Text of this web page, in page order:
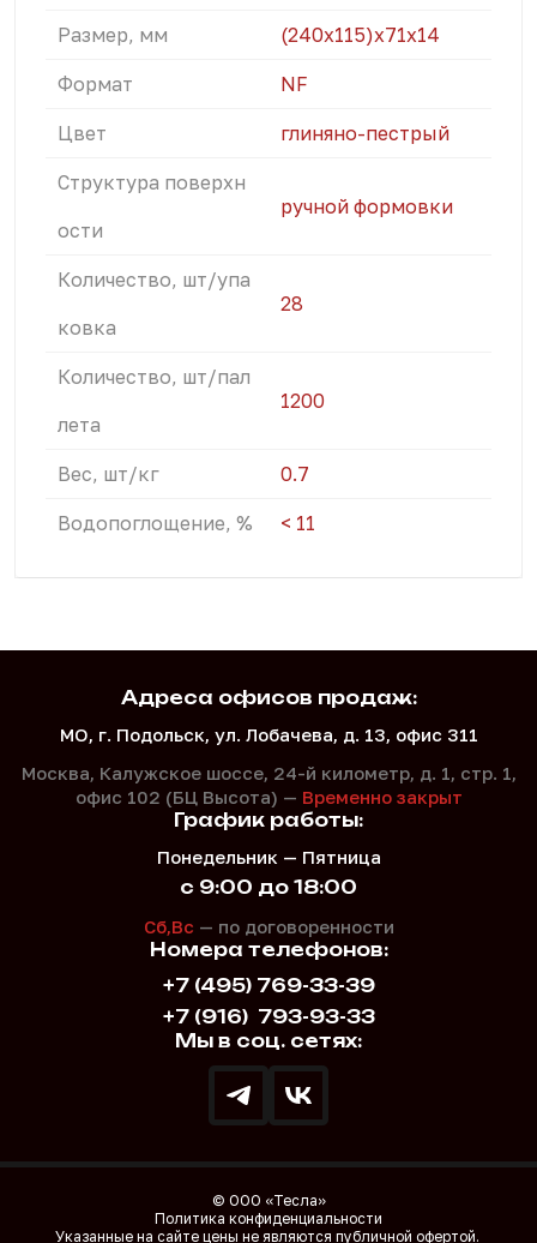
Размер, мм (240x115)х71х14
Формат NF
Цвет глиняно-пестрый
Структура поверхн
ости
ручной формовки
Количество, шт/упа
ковка
28
Количество, шт/пал
лета
1200
Вес, шт/кг 0.7
Водопоглощение, % < 11
Адреса офисов продаж:
МО, г. Подольск, ул. Лобачева, д. 13, офис 311
Москва, Калужское шоссе, 24-й километр, д. 1, стр. 1,
офис 102 (БЦ Высота) — Временно закрыт
Номера телефонов:
+7 (495) 769-33-39
+7 (916) 793-93-33
График работы:
Понедельник — Пятница
с 9:00 до 18:00
Сб,Вс — по договоренности
Мы в соц. сетях:
© ООО «Тесла»
Политика конфиденциальности
Указанные на сайте цены не являются публичной офертой.